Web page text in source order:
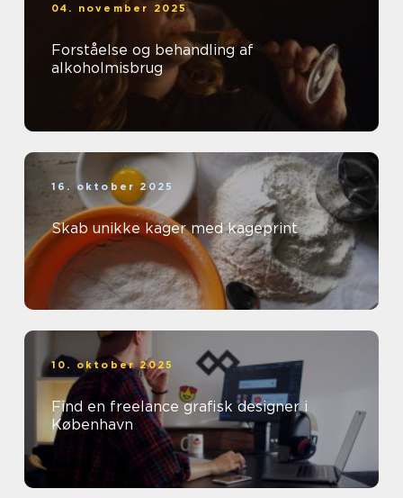
04. november 2025
Forståelse og behandling af
alkoholmisbrug
16. oktober 2025
Skab unikke kager med kageprint
10. oktober 2025
Find en freelance grafisk designer i
København